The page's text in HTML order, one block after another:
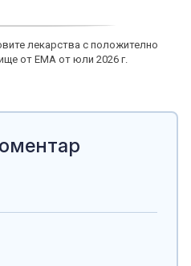
лекарства с положително
от ЕМА от юли 2026 г.